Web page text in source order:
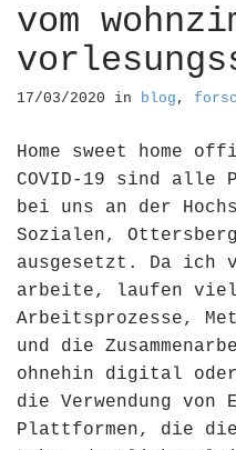
vom
17/03/2020 in blog ,
Home sweet home
COVID-19 sind alle
bei uns an der
Sozialen,
ausgesetzt. Da ich
arbeite, laufen
Arbeitsprozesse,
und die
ohnehin digital
die Verwendung von
Plattformen, die